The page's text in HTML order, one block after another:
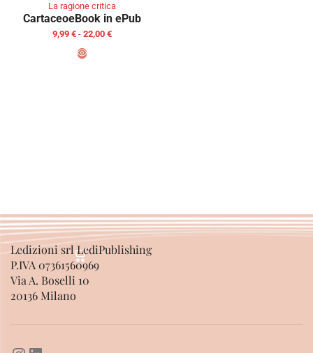
La ragione critica
CartaceoeBook in ePub
9,99 € - 22,00 €
Ledizioni srl LediPublishing
P.IVA 07361560969
Via A. Boselli 10
20136 Milano